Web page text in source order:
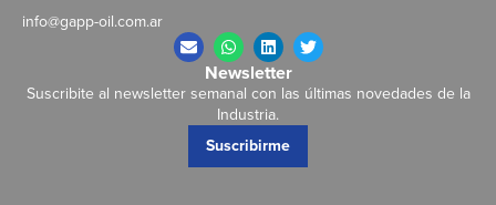
info@gapp-oil.com.ar
Newsletter
Suscribite al newsletter semanal con las últimas novedades de la
Industria.
Suscribirme